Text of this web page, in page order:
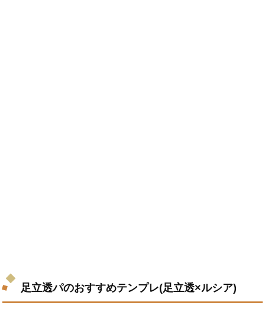
足立透パのおすすめテンプレ(足立透×ルシア)